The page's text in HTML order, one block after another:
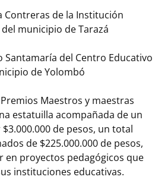
Contreras de la Institución
municipio de Tarazá
Santamaría del Centro Educativo
de Yolombó
Maestros y maestras
estatuilla acompañada de un
de pesos, un total
de $225.000.000 de pesos,
en proyectos pedagógicos que
instituciones educativas.